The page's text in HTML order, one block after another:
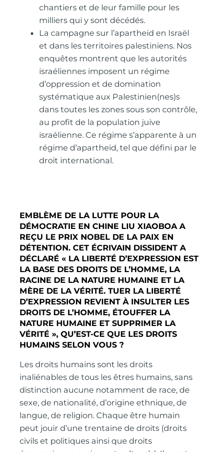
chantiers et de leur famille pour les
milliers qui y sont décédés.
La campagne sur l’apartheid en Israël
et dans les territoires palestiniens. Nos
enquêtes montrent que les autorités
israéliennes imposent un régime
d’oppression et de domination
systématique aux Palestinien(nes)s
dans toutes les zones sous son contrôle,
au profit de la population juive
israélienne. Ce régime s’apparente à un
régime d’apartheid, tel que défini par le
droit international.
EMBLÈME DE LA LUTTE POUR LA
DÉMOCRATIE EN CHINE LIU XIAOBOA A
REÇU LE PRIX NOBEL DE LA PAIX EN
DÉTENTION. CET ÉCRIVAIN DISSIDENT A
DÉCLARÉ « LA LIBERTÉ D’EXPRESSION EST
LA BASE DES DROITS DE L’HOMME, LA
RACINE DE LA NATURE HUMAINE ET LA
MÈRE DE LA VÉRITÉ. TUER LA LIBERTÉ
D’EXPRESSION REVIENT À INSULTER LES
DROITS DE L’HOMME, ÉTOUFFER LA
NATURE HUMAINE ET SUPPRIMER LA
VÉRITÉ », QU’EST-CE QUE LES DROITS
HUMAINS SELON VOUS ?
Les droits humains sont les droits
inaliénables de tous les êtres humains, sans
distinction aucune notamment de race, de
sexe, de nationalité, d’origine ethnique, de
langue, de religion. Chaque être humain
peut jouir d’une trentaine de droits (droits
civils et politiques ainsi que droits